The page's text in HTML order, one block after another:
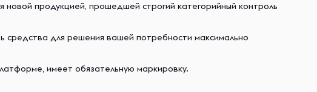
продукцией, прошедшей строгий категорийный контроль
средства для решения вашей потребности максимально
имеет обязательную маркировку.